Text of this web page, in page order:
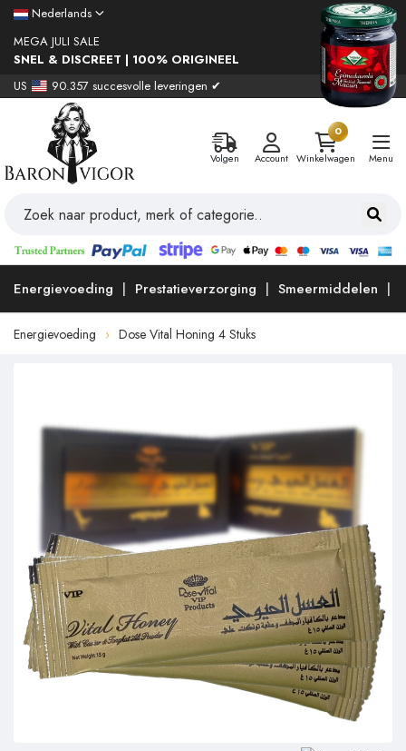
Nederlands
MEGA JULI SALE
SNEL & DISCREET | 100% ORIGINEEL
US
90.357 succesvolle leveringen ✔
Volgen Account
0
Winkelwagen
Menu
Energievoeding Prestatieverzorging Smeermiddelen
Energievoeding Dose Vital Honing 4 Stuks